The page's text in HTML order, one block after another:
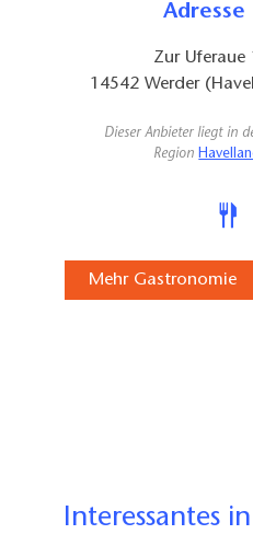
Adresse
Zur Uferaue
14542 Werder
Dieser Anbieter liegt in
Region
Mehr Gastronomie
Interessantes